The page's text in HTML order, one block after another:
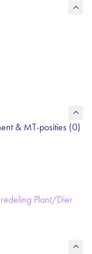
& MT-posities (0)
Plant/Dier